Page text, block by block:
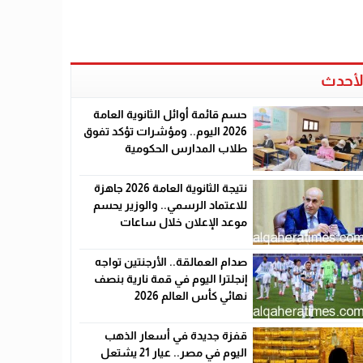
حسم قائمة أوائل الثانوية العامة
2026 اليوم.. ومؤشرات تؤكد تفوق
طلاب المدارس الحكومية
نتيجة الثانوية العامة 2026 جاهزة
للاعتماد الرسمي.. والوزير يحسم
موعد الإعلان خلال ساعات
صدام العمالقة.. الأرجنتين تواجه
إنجلترا اليوم في قمة نارية بنصف
نهائي كأس العالم 2026
قفزة جديدة في أسعار الذهب
اليوم في مصر.. عيار 21 يشتعل